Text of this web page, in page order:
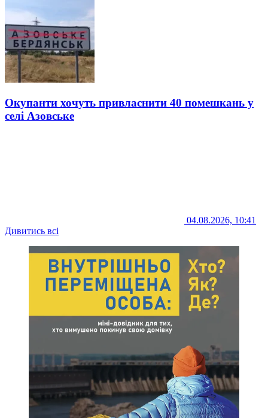
Окупанти хочуть привласнити 40 помешкань у
селі Азовське
04.08.2026, 10:41
Дивитись всі